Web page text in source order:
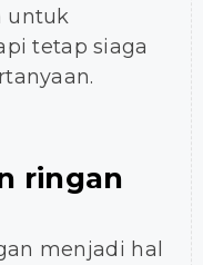
untuk
tetap siaga
ringan
menjadi hal